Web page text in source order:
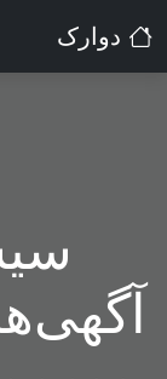
دوارک